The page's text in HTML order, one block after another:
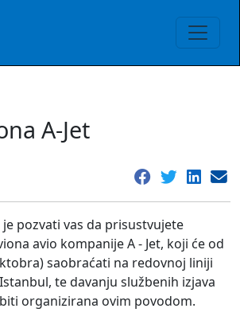
A-Jet
pozvati vas da prisustvujete
avio kompanije A - Jet, koji će od
saobraćati na redovnoj liniji
te davanju službenih izjava
organizirana ovim povodom.